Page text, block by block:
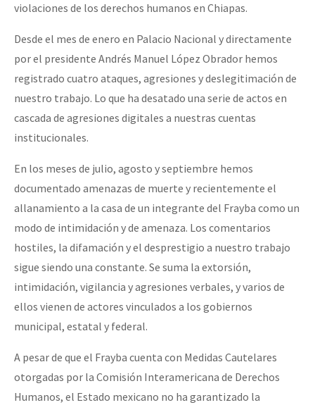
violaciones de los derechos humanos en Chiapas.
Desde el mes de enero en Palacio Nacional y directamente
por el presidente Andrés Manuel López Obrador hemos
registrado cuatro ataques, agresiones y deslegitimación de
nuestro trabajo. Lo que ha desatado una serie de actos en
cascada de agresiones digitales a nuestras cuentas
institucionales.
En los meses de julio, agosto y septiembre hemos
documentado amenazas de muerte y recientemente el
allanamiento a la casa de un integrante del Frayba como un
modo de intimidación y de amenaza. Los comentarios
hostiles, la difamación y el desprestigio a nuestro trabajo
sigue siendo una constante. Se suma la extorsión,
intimidación, vigilancia y agresiones verbales, y varios de
ellos vienen de actores vinculados a los gobiernos
municipal, estatal y federal.
A pesar de que el Frayba cuenta con Medidas Cautelares
otorgadas por la Comisión Interamericana de Derechos
Humanos, el Estado mexicano no ha garantizado la